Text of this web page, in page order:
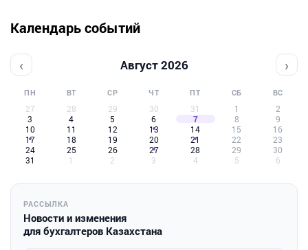
Календарь событий
‹ Август 2026 ›
ПН ВТ СР ЧТ ПТ СБ ВС
27 28 29 30 31 1
2
3
4 5 6 7 8
9
10
11 12 13 14 15
16
17
18 19 20 21 22
23
24
25 26 27 28 29
30
31
1 2 3 4 5 6
РАССЫЛКА
Новости и изменения
для бухгалтеров Казахстана